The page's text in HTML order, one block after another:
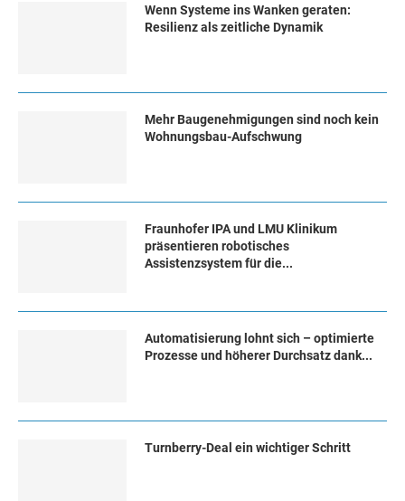
Wenn Systeme ins Wanken geraten:
Resilienz als zeitliche Dynamik
Mehr Baugenehmigungen sind noch kein
Wohnungsbau-Aufschwung
Fraunhofer IPA und LMU Klinikum
präsentieren robotisches
Assistenzsystem für die...
Automatisierung lohnt sich – optimierte
Prozesse und höherer Durchsatz dank...
Turn­ber­ry-Deal ein wich­ti­ger Schritt